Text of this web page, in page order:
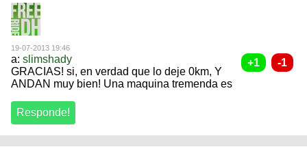
19-07-2013 19:46
a: slimshady
GRACIAS! si, en verdad que lo deje 0km, Y
ANDAN muy bien! Una maquina tremenda es